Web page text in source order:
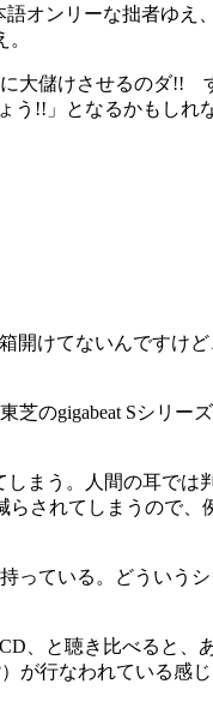
オンリーな拙者ゆえ
大儲けさせるのダ!!
う!!」となるかもしれ
開けてないんですけ
のgigabeat Sシリー
まう。人間の耳では
されてしまうので、
っている。どういうシ
、と聴き比べると、
が行なわれている感じ